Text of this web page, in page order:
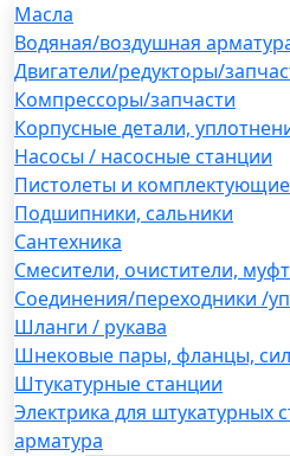
Масла
Водяная/воздушная
Двигатели/редукторы/
Компрессоры/запчасти
Корпусные детали,
Насосы / насосные станции
Пистолеты и комплектующие
Подшипники, сальники
Сантехника
Смесители, очистители,
Соединения/переходники /
Шланги / рукава
Шнековые пары, фланцы,
Штукатурные станции
Электрика для штукатурных
арматура